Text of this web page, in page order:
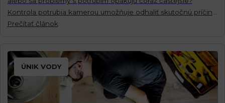
Kontrola potrubia kamerou umožňuje odhaliť skutočnú príčinu
problému.
Prečítať článok
ÚNIK VODY